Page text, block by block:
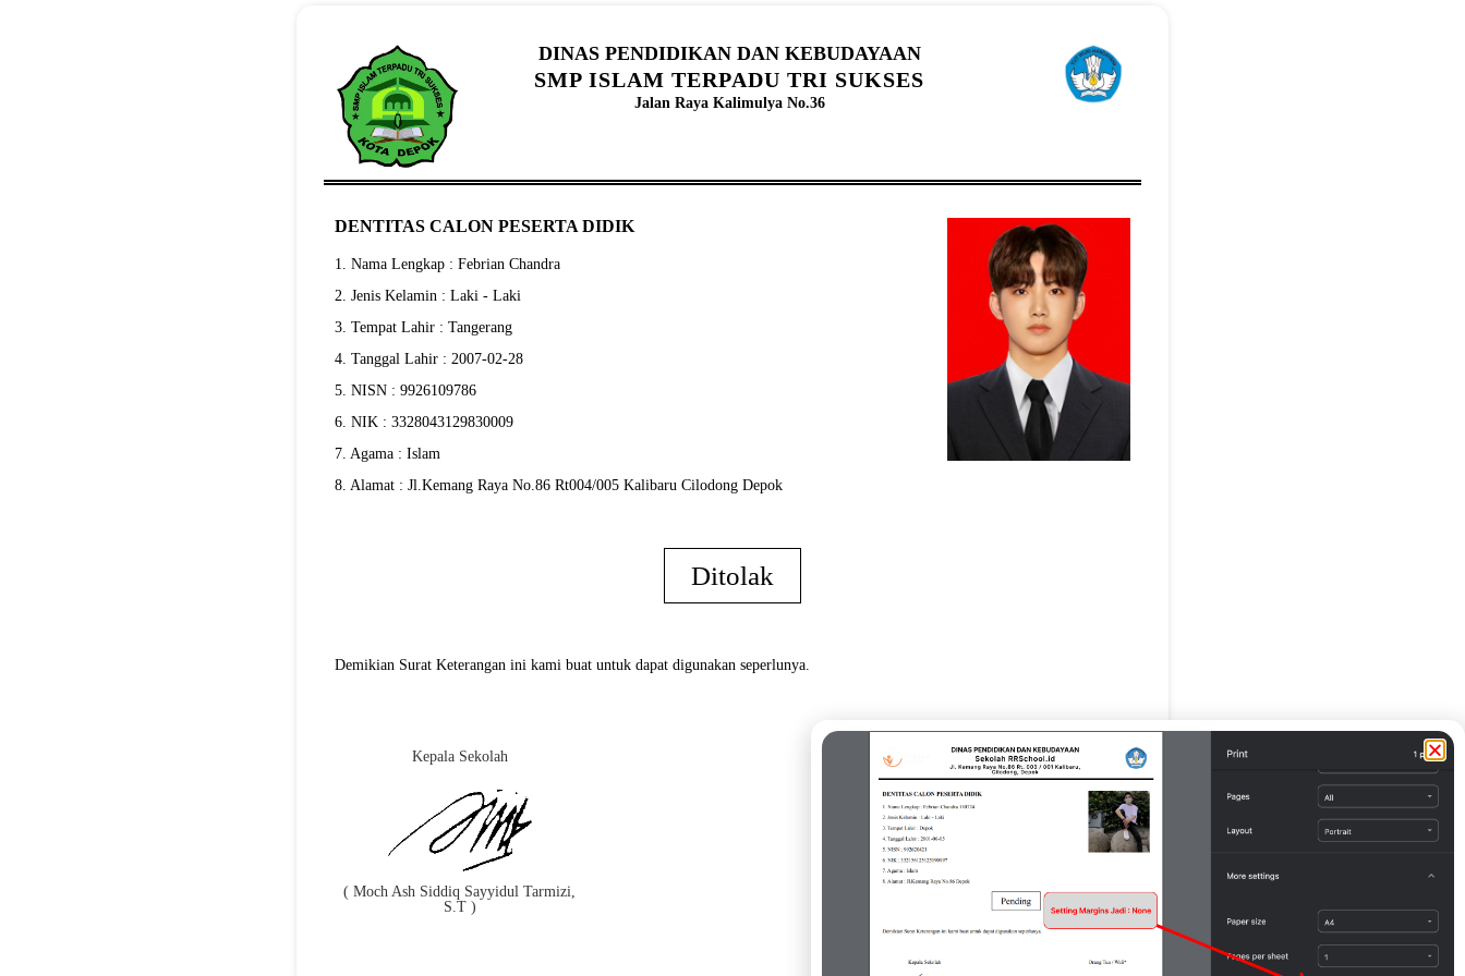
DINAS PENDIDIKAN DAN KEBUDAYAAN
SMP ISLAM TERPADU TRI SUKSES
Jalan Raya Kalimulya No.36
DENTITAS CALON PESERTA DIDIK
1. Nama Lengkap : Febrian Chandra
2. Jenis Kelamin : Laki - Laki
3. Tempat Lahir : Tangerang
4. Tanggal Lahir : 2007-02-28
5. NISN : 9926109786
6. NIK : 3328043129830009
7. Agama : Islam
8. Alamat : Jl.Kemang Raya No.86 Rt004/005 Kalibaru Cilodong Depok
Ditolak
Demikian Surat Keterangan ini kami buat untuk dapat digunakan seperlunya.
Kepala Sekolah
( Moch Ash Siddiq Sayyidul Tarmizi,
S.T )
Orang Tua / Wali*
( Ujang )